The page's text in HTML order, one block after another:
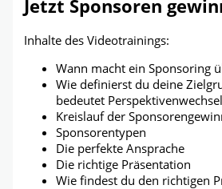
Jetzt Sponsoren
Inhalte des Videotrainings:
Wann macht ein Sponsoring
Wie definierst du deine
bedeutet
Kreislauf der
Sponsorentypen
Die perfekte Ansprache
Die richtige Präsentation
Wie findest du den richtigen